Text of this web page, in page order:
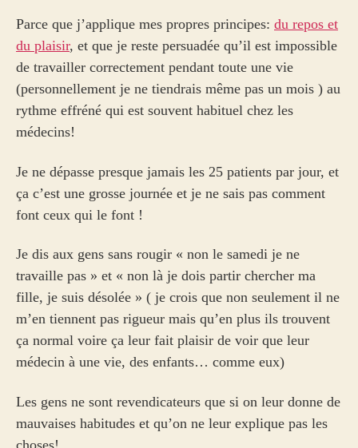
Parce que j’applique mes propres principes: du repos et
du plaisir, et que je reste persuadée qu’il est impossible
de travailler correctement pendant toute une vie
(personnellement je ne tiendrais même pas un mois ) au
rythme effréné qui est souvent habituel chez les
médecins!
Je ne dépasse presque jamais les 25 patients par jour, et
ça c’est une grosse journée et je ne sais pas comment
font ceux qui le font !
Je dis aux gens sans rougir « non le samedi je ne
travaille pas » et « non là je dois partir chercher ma
fille, je suis désolée » ( je crois que non seulement il ne
m’en tiennent pas rigueur mais qu’en plus ils trouvent
ça normal voire ça leur fait plaisir de voir que leur
médecin à une vie, des enfants… comme eux)
Les gens ne sont revendicateurs que si on leur donne de
mauvaises habitudes et qu’on ne leur explique pas les
choses!